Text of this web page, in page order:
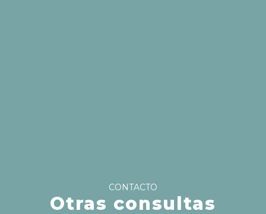
CONTACTO
Otras consultas